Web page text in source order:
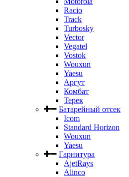
Racio
Track
Turbosky
Vector
Vegatel
Vostok
Wouxun
Yaesu
Аргут
Комбат
Терек
Батарейный отсек
Icom
Standard Horizon
Wouxun
Yaesu
Гарнитура
AjetRays
Alinco